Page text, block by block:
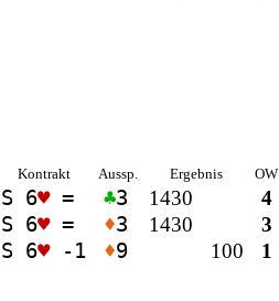
Kontrakt Aussp. Ergebnis OW
S 6♥= ♣3 1430 4
S 6♥= ♦3 1430 3
S 6♥-1 ♦9 100 1